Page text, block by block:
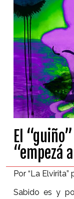
El
“empezá
Por “La
Sabido es y